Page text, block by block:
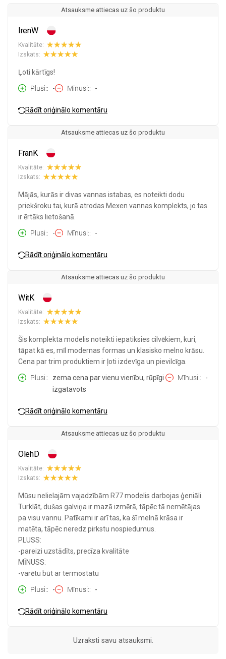
Atsauksme attiecas uz šo produktu
IrenW
Kvalitāte:
Izskats:
Ļoti kārtīgs!
Plusi:
- Mīnusi: -
Rādīt oriģinālo komentāru
Atsauksme attiecas uz šo produktu
FranK
Kvalitāte:
Izskats:
Mājās, kurās ir divas vannas istabas, es noteikti dodu
priekšroku tai, kurā atrodas Mexen vannas komplekts, jo tas
ir ērtāks lietošanā.
Plusi:
- Mīnusi: -
Rādīt oriģinālo komentāru
Atsauksme attiecas uz šo produktu
WitK
Kvalitāte:
Izskats:
Šis komplekta modelis noteikti iepatiksies cilvēkiem, kuri,
tāpat kā es, mīl modernas formas un klasisko melno krāsu.
Cena par trim produktiem ir ļoti izdevīga un pievilcīga.
Plusi:
zema cena par vienu vienību, rūpīgi
izgatavots
Mīnusi: -
Rādīt oriģinālo komentāru
Atsauksme attiecas uz šo produktu
OlehD
Kvalitāte:
Izskats:
Mūsu nelielajām vajadzībām R77 modelis darbojas ģeniāli.
Turklāt, dušas galviņa ir mazā izmērā, tāpēc tā nemētājas
pa visu vannu. Patīkami ir arī tas, ka šī melnā krāsa ir
matēta, tāpēc neredz pirkstu nospiedumus.
PLUSS:
-pareizi uzstādīts, precīza kvalitāte
MĪNUSS:
-varētu būt ar termostatu
Plusi:
- Mīnusi: -
Rādīt oriģinālo komentāru
Uzraksti savu atsauksmi.